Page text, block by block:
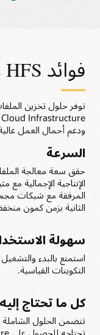
فوائد HFS على OCI HPC
ودعم أحمال العمل عالية
السرعة
الثانية بزمن كمون
سهولة
استمتع بالبدء
التكوينات القياسية.
كل ما تحتاج إليه